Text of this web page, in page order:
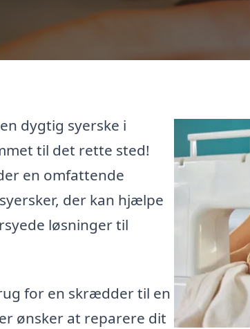
dygtig syerske i
til det rette sted!
en omfattende
der kan hjælpe
løsninger til
for en skrædder til en
ønsker at reparere dit